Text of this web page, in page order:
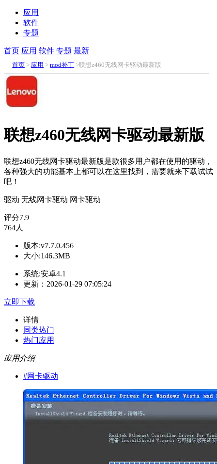
应用
软件
专题
首页 应用 软件 专题 最新
首页 > 应用 >mod补丁 >联想z460无线网卡驱动最新版
联想z460无线网卡驱动最新版
联想z460无线网卡驱动最新版是款很多用户都在使用的驱动，
各种强大的功能基本上都可以在这里找到，需要就来下载试试
吧！
驱动 无线网卡驱动 网卡驱动
评分7.9
764人
版本:v7.7.0.456
大小:146.3MB
系统:安卓4.1
更新：2026-01-29 07:05:24
立即下载
详情
同类热门
热门应用
应用介绍
#网卡驱动